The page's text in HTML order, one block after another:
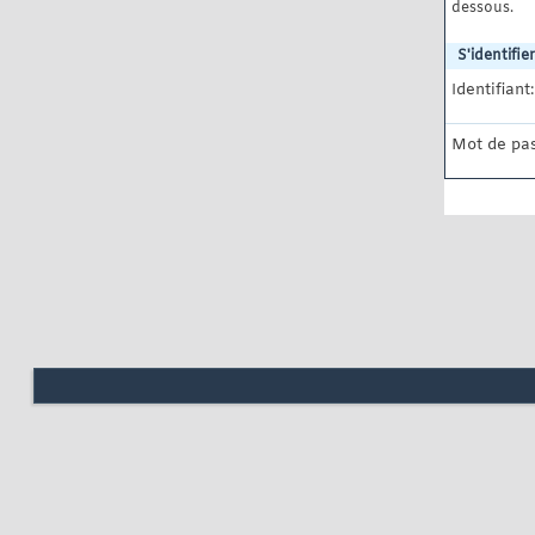
dessous.
S'identifier
Identifiant:
Mot de